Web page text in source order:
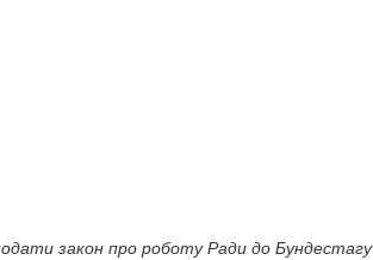
закон про роботу Ради до Бундестагу